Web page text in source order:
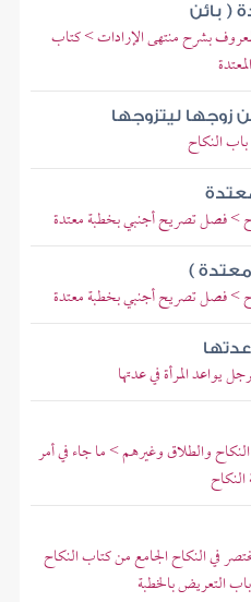
( بائن
بشرح منتهى الإرادات > كتاب
زوجها ليتزوجها
النكاح
> فصل تصريح أجنبي بخطبة معتدة
)
> فصل تصريح أجنبي بخطبة معتدة
عدتها
يواعد المرأة في عدتها
والطلاق وغيرهم > ما جاء في أمر
في النكاح الجامع من كتاب النكاح
التعريض بالخطبة